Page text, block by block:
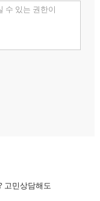
고민상담해도